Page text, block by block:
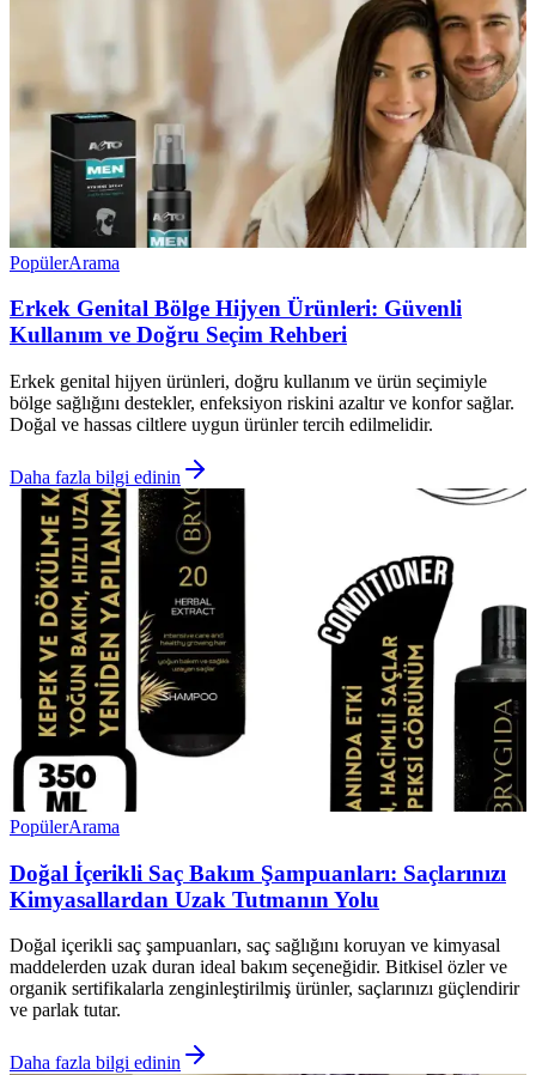
PopülerArama
Erkek Genital Bölge Hijyen Ürünleri: Güvenli
Kullanım ve Doğru Seçim Rehberi
Erkek genital hijyen ürünleri, doğru kullanım ve ürün seçimiyle
bölge sağlığını destekler, enfeksiyon riskini azaltır ve konfor sağlar.
Doğal ve hassas ciltlere uygun ürünler tercih edilmelidir.
Daha fazla bilgi edinin
PopülerArama
Doğal İçerikli Saç Bakım Şampuanları: Saçlarınızı
Kimyasallardan Uzak Tutmanın Yolu
Doğal içerikli saç şampuanları, saç sağlığını koruyan ve kimyasal
maddelerden uzak duran ideal bakım seçeneğidir. Bitkisel özler ve
organik sertifikalarla zenginleştirilmiş ürünler, saçlarınızı güçlendirir
ve parlak tutar.
Daha fazla bilgi edinin